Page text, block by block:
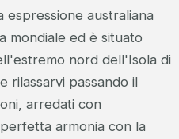
espressione australiana
mondiale ed è situato
nord dell'Isola di
rilassarvi passando il
arredati con
armonia con la